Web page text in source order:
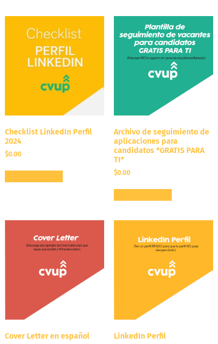
Checklist LinkedIn Perfil
2024
$0.00
Archivo de seguimiento de
aplicaciones para
candidatos *GRATIS PARA
TI*
$0.00
Cover Letter en español LinkedIn Perfil